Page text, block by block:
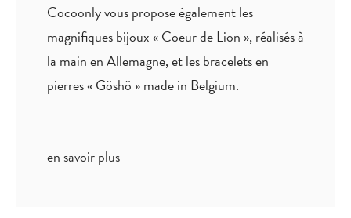
Cocoonly vous propose également les
magnifiques bijoux « Coeur de Lion », réalisés à
la main en Allemagne, et les bracelets en
pierres « Göshö » made in Belgium.
en savoir plus